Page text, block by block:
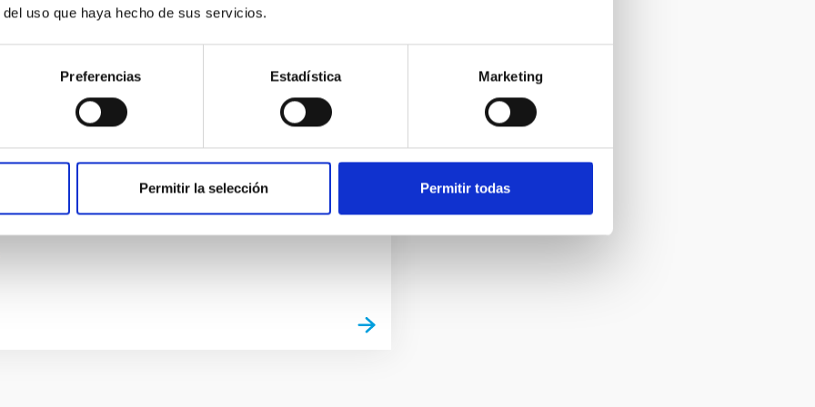
uso que haya hecho de sus servicios.
Preferencias Estadística Marketing
Permitir la selección Permitir todas
Moons
of the Instituto de Astrofísica de Canarias (IAC)
exhibition originated within the framework of the
from the negative to the positive" which celebrated
homage to Photography for its major role in